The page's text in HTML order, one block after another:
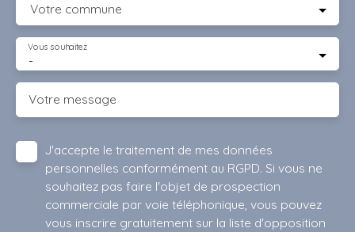
Votre commune
-
Vous souhaitez
Votre message
J'accepte le traitement de mes données
personnelles conformément au RGPD. Si vous ne
souhaitez pas faire l'objet de prospection
commerciale par voie téléphonique, vous pouvez
vous inscrire gratuitement sur la liste d'opposition